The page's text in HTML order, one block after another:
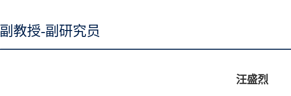
副教授-副研究员
汪盛烈